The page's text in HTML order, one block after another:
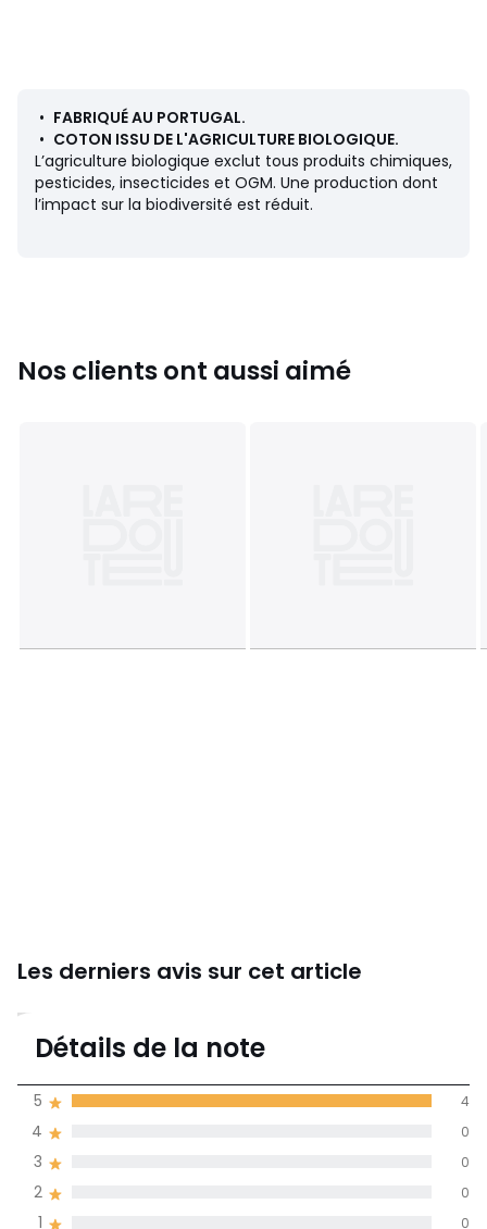
Couleurs Blanc, Noir, Beige
Tailles S, M, L
• FABRIQUÉ AU PORTUGAL.
• COTON ISSU DE L'AGRICULTURE BIOLOGIQUE.
L’agriculture biologique exclut tous produits chimiques,
pesticides, insecticides et OGM. Une production dont
l’impact sur la biodiversité est réduit.
Nos clients ont aussi aimé
Les derniers avis sur cet article
5
de moyenne
obtenue sur
Détails de la note
1 0
2 0
3 0
4 0
5 4